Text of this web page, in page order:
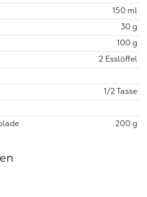
150 ml
30 g
100 g
2 Esslöffel
1/2 Tasse
200 g